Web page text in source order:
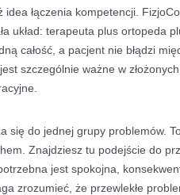
idea łączenia kompetencji.
układ: terapeuta plus ortopeda
całość, a pacjent nie błądzi
szczególnie ważne w
się do jednej grupy problemów.
Znajdziesz tu podejście do
jest spokojna,
zrozumieć, że przewlekłe